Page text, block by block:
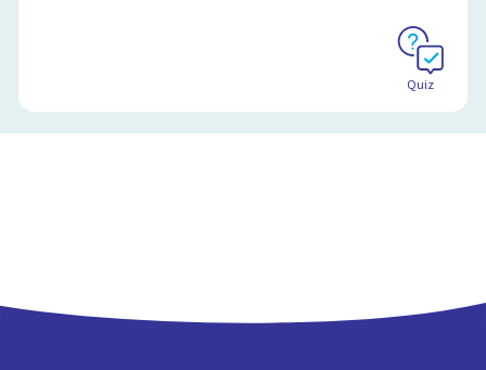
Quiz